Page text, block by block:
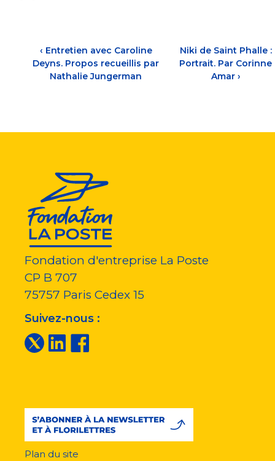
‹ Entretien avec Caroline
Deyns. Propos recueillis par
Nathalie Jungerman
Niki de Saint Phalle :
Portrait. Par Corinne
Amar ›
Fondation d'entreprise La Poste
CP B 707
75757 Paris Cedex 15
Suivez-nous :
Plan du site